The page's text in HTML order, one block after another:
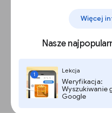
Więcej
Nasze
1
Lekcja
Weryfikacja:
Wyszukiwanie
Google
Udostępnij opcję
z
w
darczyńców.